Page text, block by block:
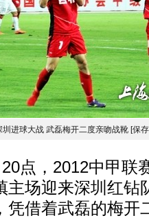
圳进球大战 武磊梅开二度亲吻战靴 [保
，2012中甲联
主场迎来深圳红钻
凭借着武磊的梅开